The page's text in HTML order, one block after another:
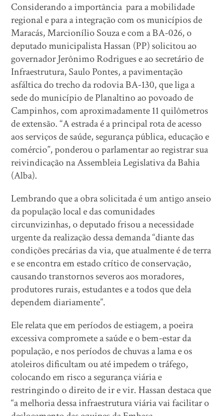
Considerando a importância para a mobilidade
regional e para a integração com os municípios de
Maracás, Marcionílio Souza e com a BA-026, o
deputado municipalista Hassan (PP) solicitou ao
governador Jerônimo Rodrigues e ao secretário de
Infraestrutura, Saulo Pontes, a pavimentação
asfáltica do trecho da rodovia BA-130, que liga a
sede do município de Planaltino ao povoado de
Campinhos, com aproximadamente 11 quilômetros
de extensão. “A estrada é a principal rota de acesso
aos serviços de saúde, segurança pública, educação e
comércio”, ponderou o parlamentar ao registrar sua
reivindicação na Assembleia Legislativa da Bahia
(Alba).
Lembrando que a obra solicitada é um antigo anseio
da população local e das comunidades
circunvizinhas, o deputado frisou a necessidade
urgente da realização dessa demanda “diante das
condições precárias da via, que atualmente é de terra
e se encontra em estado crítico de conservação,
causando transtornos severos aos moradores,
produtores rurais, estudantes e a todos que dela
dependem diariamente”.
Ele relata que em períodos de estiagem, a poeira
excessiva compromete a saúde e o bem-estar da
população, e nos períodos de chuvas a lama e os
atoleiros dificultam ou até impedem o tráfego,
colocando em risco a segurança viária e
restringindo o direito de ir e vir. Hassan destaca que
“a melhoria dessa infraestrutura viária vai facilitar o